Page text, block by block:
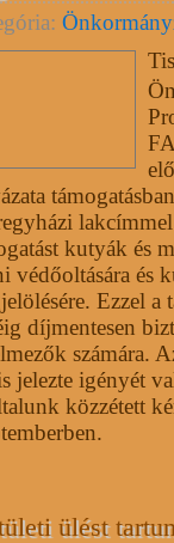
kutyák és
védőoltására és
Ezzel
díjmentesen
számára.
jelezte igényét
közzétett
ülést